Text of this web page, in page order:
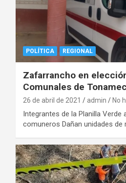
POLÍTICA REGIONAL
Zafarrancho en
Comunales de
26 de abril de 2021 admin No
Integrantes de la Planilla Verde
comuneros Dañan unidades de